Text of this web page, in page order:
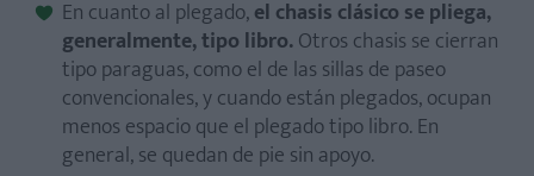
En cuanto al plegado,el chasis clásico se pliega,
generalmente, tipo libro.Otros chasis se cierran
tipo paraguas, como el de las sillas de paseo
convencionales, y cuando están plegados, ocupan
menos espacio que el plegado tipo libro. En
general, se quedan de pie sin apoyo.